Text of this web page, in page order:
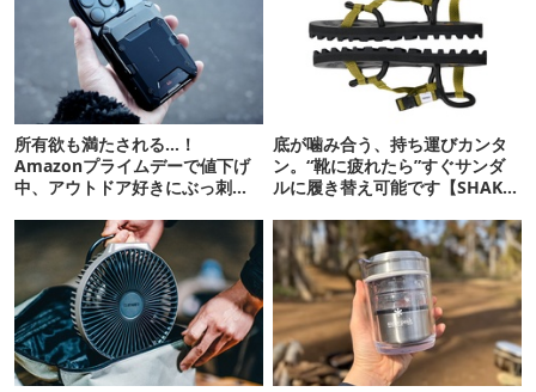
所有欲も満たされる…！
Amazonプライムデーで値下げ
中、アウトドア好きにぶっ刺さ
底が噛み合う、持ち運びカンタ
ン。“靴に疲れたら”すぐサンダ
ルに履き替え可能です【SHAKA